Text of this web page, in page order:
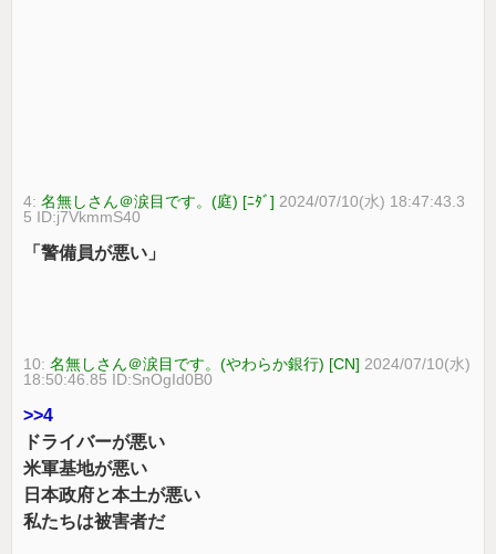
4:名無しさん＠涙目です。(庭) [ﾆﾀﾞ] 2024/07/10(水) 18:47:43.3
5 ID:j7VkmmS40
「警備員が悪い」
10:名無しさん＠涙目です。(やわらか銀行) [CN] 2024/07/10(水)
18:50:46.85 ID:SnOgId0B0
>>4
ドライバーが悪い
米軍基地が悪い
日本政府と本土が悪い
私たちは被害者だ